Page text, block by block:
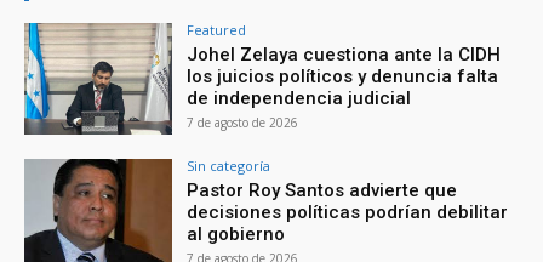
Featured
Johel Zelaya cuestiona ante la CIDH
los juicios políticos y denuncia falta
de independencia judicial
7 de agosto de 2026
Sin categoría
Pastor Roy Santos advierte que
decisiones políticas podrían debilitar
al gobierno
7 de agosto de 2026